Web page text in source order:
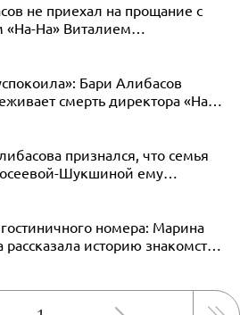
не приехал на прощание с
«На-На» Виталием
Бари Алибасов
смерть директора «На-
Фроликова
признался, что семья
Шукшиной ему
номера: Марина
историю знакомства